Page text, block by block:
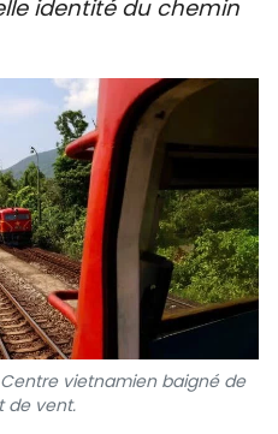
identité du chemin
vietnamien baigné de
de vent.